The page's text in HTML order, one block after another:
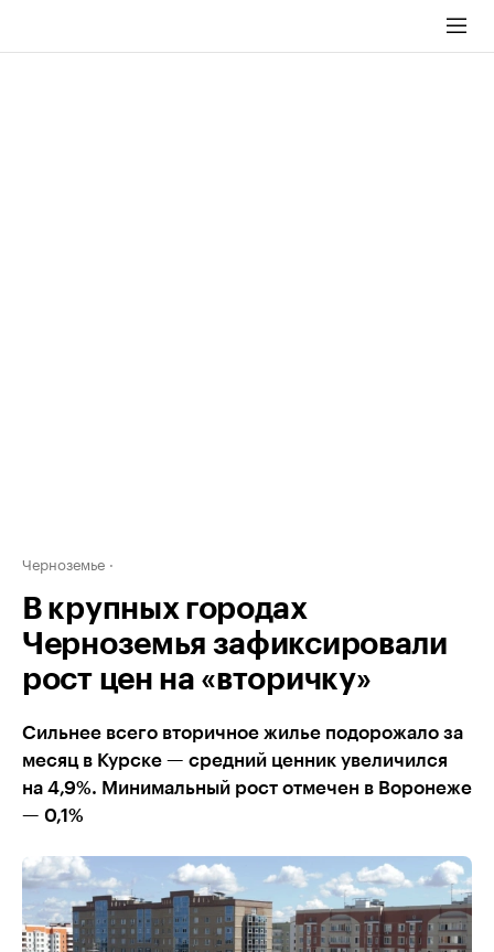
Черноземье
В крупных городах
Черноземья зафиксировали
рост цен на «вторичку»
Сильнее всего вторичное жилье подорожало за
месяц в Курске — средний ценник увеличился
на 4,9%. Минимальный рост отмечен в Воронеже
— 0,1%